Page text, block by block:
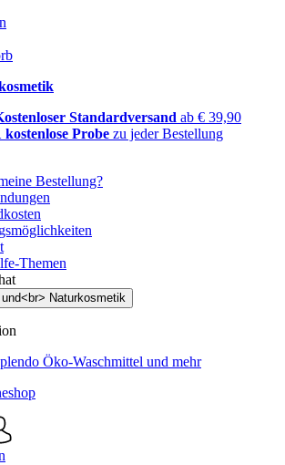
Standardversand ab € 39,90
kostenlose Probe zu jeder Bestellung
Bestellung?
Themen
Öko-Waschmittel und mehr